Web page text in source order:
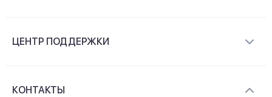
Контакты
ЦЕНТР ПОДДЕРЖКИ
КОНТАКТЫ